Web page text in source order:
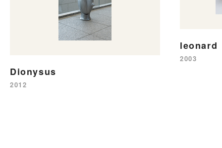
Dionysus
2012
leonard
2003